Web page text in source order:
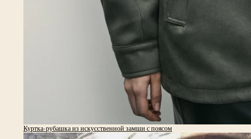
Куртка-рубашка из искусственной замши с поясом